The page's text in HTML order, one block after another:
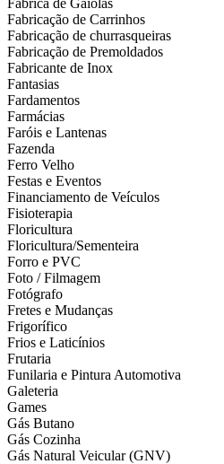
Fábrica de Gaiolas
Fabricação de Carrinhos
Fabricação de churrasqueiras
Fabricação de Premoldados
Fabricante de Inox
Fantasias
Fardamentos
Farmácias
Faróis e Lantenas
Fazenda
Ferro Velho
Festas e Eventos
Financiamento de Veículos
Fisioterapia
Floricultura
Floricultura/Sementeira
Forro e PVC
Foto / Filmagem
Fotógrafo
Fretes e Mudanças
Frigorífico
Frios e Laticínios
Frutaria
Funilaria e Pintura Automotiva
Galeteria
Games
Gás Butano
Gás Cozinha
Gás Natural Veicular (GNV)